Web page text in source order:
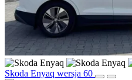
Skoda Enyaq wersja 60